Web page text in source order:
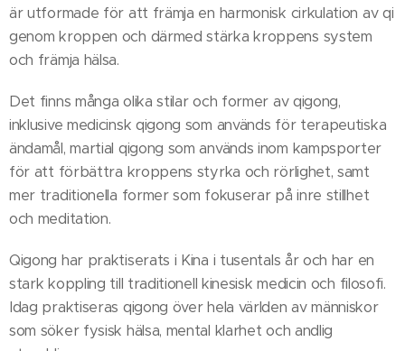
är utformade för att främja en harmonisk cirkulation av qi
genom kroppen och därmed stärka kroppens system
och främja hälsa.
Det finns många olika stilar och former av qigong,
inklusive medicinsk qigong som används för terapeutiska
ändamål, martial qigong som används inom kampsporter
för att förbättra kroppens styrka och rörlighet, samt
mer traditionella former som fokuserar på inre stillhet
och meditation.
Qigong har praktiserats i Kina i tusentals år och har en
stark koppling till traditionell kinesisk medicin och filosofi.
Idag praktiseras qigong över hela världen av människor
som söker fysisk hälsa, mental klarhet och andlig